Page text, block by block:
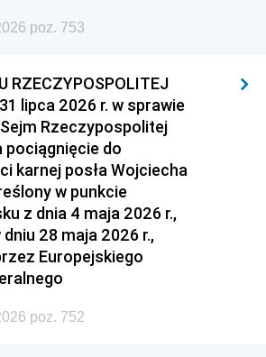
poz. 753
RZECZYPOSPOLITEJ
lipca 2026 r. w sprawie
Rzeczypospolitej
pociągnięcie do
karnej posła Wojciecha
w punkcie
z dnia 4 maja 2026 r.,
28 maja 2026 r.,
Europejskiego
poz. 752